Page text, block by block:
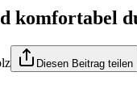
komfortabel
Diesen Beitrag teilen